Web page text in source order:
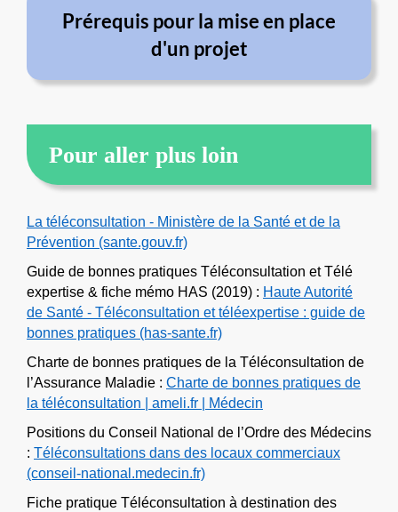
Prérequis pour la mise en place
d'un projet
Pour aller plus loin
La téléconsultation - Ministère de la Santé et de la
Prévention (sante.gouv.fr)
Guide de bonnes pratiques Téléconsultation et Télé
expertise & fiche mémo HAS (2019) : Haute Autorité
de Santé - Téléconsultation et téléexpertise : guide de
bonnes pratiques (has-sante.fr)
Charte de bonnes pratiques de la Téléconsultation de
l’Assurance Maladie : Charte de bonnes pratiques de
la téléconsultation | ameli.fr | Médecin
Positions du Conseil National de l’Ordre des Médecins
: Téléconsultations dans des locaux commerciaux
(conseil-national.medecin.fr)
Fiche pratique Téléconsultation à destination des